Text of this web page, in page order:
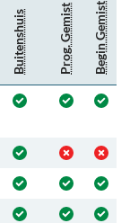
Buitenshuis Prog. Gemist Begin Gemist